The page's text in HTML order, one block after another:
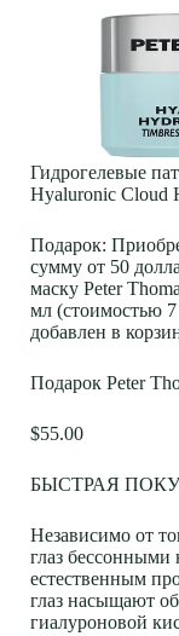
Гидрогелевые
Hyaluronic Cloud
Подарок:
сумму от 50
маску Peter
мл (стоимостью
добавлен в
Подарок Peter
$55.00
БЫСТРАЯ
Независимо от
глаз бессонными
естественным
глаз насыщают
гиалуроновой